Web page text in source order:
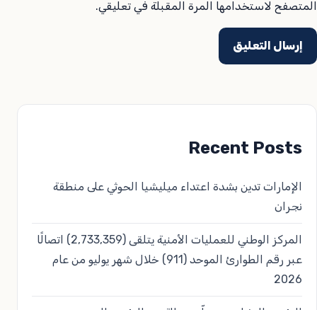
المتصفح لاستخدامها المرة المقبلة في تعليقي.
Recent Posts
الإمارات تدين بشدة اعتداء ميليشيا الحوثي على منطقة
نجران
المركز الوطني للعمليات الأمنية يتلقى (2,733,359) اتصالًا
عبر رقم الطوارئ الموحد (911) خلال شهر يوليو من عام
2026